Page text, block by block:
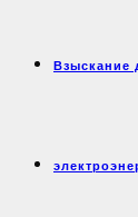
Взыскание